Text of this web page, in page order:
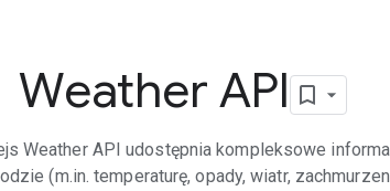
Weather API
Weather API udostępnia kompleksowe
(m.in. temperaturę, opady, wiatr,